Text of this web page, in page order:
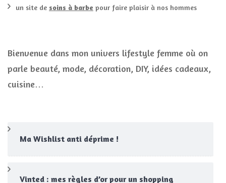
un site de soins à barbe pour faire plaisir à nos hommes
Bienvenue dans mon univers lifestyle femme où on
parle beauté, mode, décoration, DIY, idées cadeaux,
cuisine…
Ma Wishlist anti déprime !
Vinted : mes règles d’or pour un shopping